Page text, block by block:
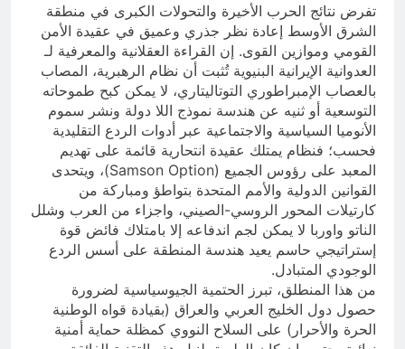
تفرض نتائج الحرب الأخيرة والتحولات الكبرى في منطقة
الشرق الأوسط إعادة نظر جذري وعميق في عقيدة الأمن
القومي وموازين القوى. إن القراءة العقلانية والمعرفية لـ
العدوانية الإيرانية البنيوية تُثبت أن نظام الرهبرية، المصاب
بالعصاب الإمبراطوري التوتاليتاري، لا يمكن كبح طموحاته
التوسعية أو ثنيه عن هندسة نموذج اللا دولة ونشر سموم
الأنوميا السياسية والاجتماعية عبر أدوات الردع التقليدية
فحسب؛ فنظام يمتلك عقيدة انتحارية قائمة على تهديم
المعبد على رؤوس الجميع (Samson Option)، ويتحدى
القوانين الدولية والأمم المتحدة بتواطؤ ومباركة من
كارتيلات المحور الروسي-الصيني، واجزاء من العرب وشلل
الناتو واوربا لا يمكن لجم اندفاعه إلا بامتلاك فائض قوة
إستراتيجي حاسم يعيد هندسة المنطقة على أسس الردع
الوجودي المتبادل.
من هذا المنطلق، تبرز الحتمية الجيوسياسية لضرورة
حصول دول الخليج العربي والعراق (بقيادة قواه الوطنية
الحرة والأحرار) على السلاح النووي كمظلة حماية أمنية